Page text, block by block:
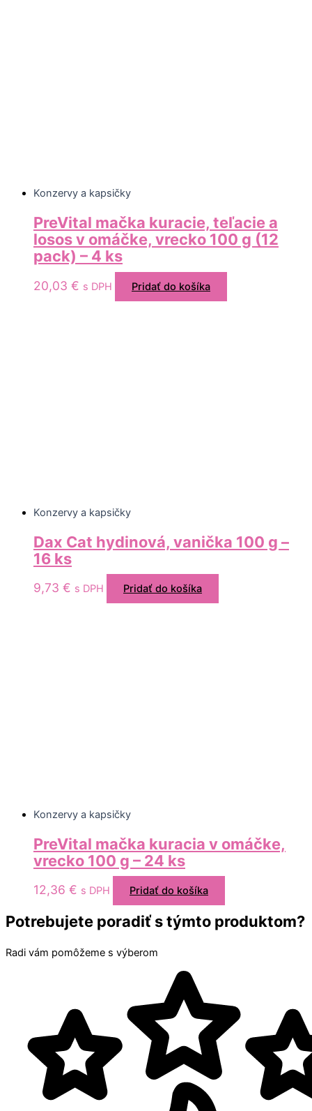
Konzervy a kapsičky
PreVital mačka kuracie, teľacie a
losos v omáčke, vrecko 100 g (12
pack) – 4 ks
20,03 € s DPH Pridať do košíka
Konzervy a kapsičky
Dax Cat hydinová, vanička 100 g –
16 ks
9,73 € s DPH Pridať do košíka
Konzervy a kapsičky
PreVital mačka kuracia v omáčke,
vrecko 100 g – 24 ks
12,36 € s DPH Pridať do košíka
Potrebujete poradiť s týmto produktom?
Radi vám pomôžeme s výberom